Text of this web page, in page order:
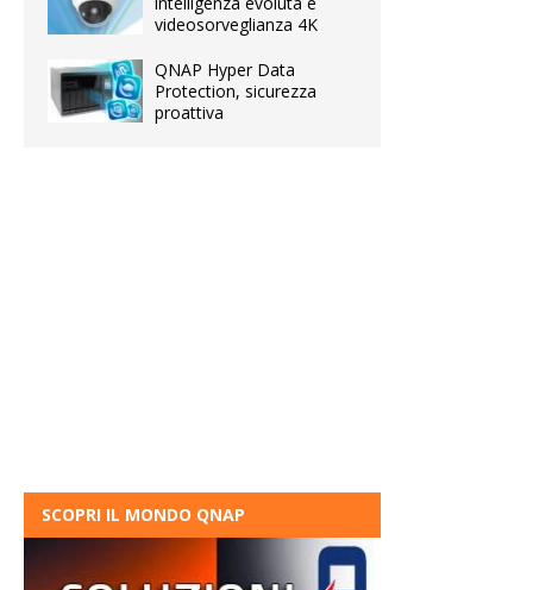
videosorveglianza 4K
QNAP Hyper Data
Protection, sicurezza
proattiva
SCOPRI IL MONDO QNAP